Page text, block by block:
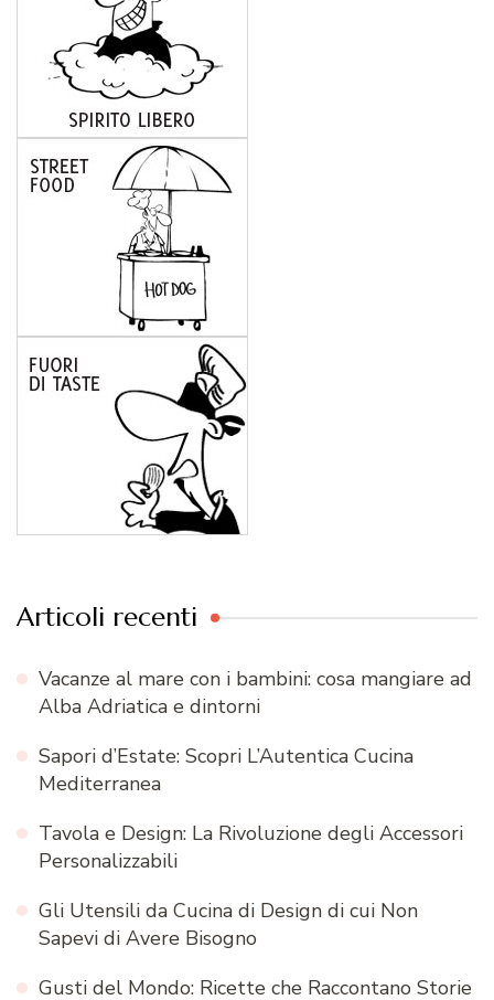
Articoli recenti
Vacanze al mare con i bambini: cosa mangiare ad
Alba Adriatica e dintorni
Sapori d’Estate: Scopri L’Autentica Cucina
Mediterranea
Tavola e Design: La Rivoluzione degli Accessori
Personalizzabili
Gli Utensili da Cucina di Design di cui Non
Sapevi di Avere Bisogno
Gusti del Mondo: Ricette che Raccontano Storie